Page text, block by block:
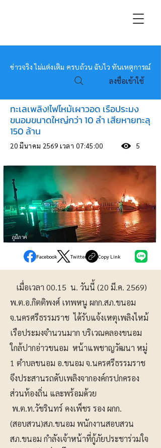
หมอข่าว
ข่าวจริง ไม่แต่งเติม ครบถ้วน ฉับไว ทันเหตุการณ์
ลงชื่อเข้าใช้
ทะเลเพลิง!ไฟไหม้เผาวอด เรือประมง
ขนอมขนาดใหญ่กว่า 10 ลำ เสียหายทะลุ
150 ล้าน
20 มีนาคม 2569 เวลา 07:45:00 5
ภูมิภาค
Facebook Twitter Copy Link
เมื่อเวลา 00.15 น. วันนี้ (20 มี.ค. 2569)
พ.ต.อ.กิตติพงศ์ เทพหนู ผกก.สภ.ขนอม
จ.นครศรีธรรมราช ได้รับแจ้งเหตุเพลิงไหม้
เรือประมงจำนวนมาก บริเวณคลองขนอม
ใกล้ปากอ่าวขนอม หน้าแพชาญวัฒนา หมู่
1 ตำบลขนอม อ.ขนอม จ.นครศรีธรรมราช
จึงประสานรถดับเพลิงจากองค์กรปกครอง
ส่วนท้องถิ่น และพร้อมด้วย
พ.ต.ท.วัชรินทร์ คงเพ็ชร รอง ผกก.
(สอบสวน)สภ.ขนอม พนักงานสอบสวน
สภ.ขนอม กำลังเจ้าหน้าที่กู้ภัยประชาร่วมใจ